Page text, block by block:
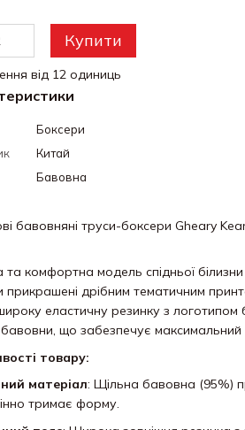
Купити
від 12 одиниць
Боксери
Китай
Бавовна
бавовняні труси-боксери Gheary
та комфортна модель спідньої білизни
прикрашені дрібним тематичним
еластичну резинку з логотипом
бавовни, що забезпечує
товару:
матеріал: Щільна бавовна (95%)
тримає форму.